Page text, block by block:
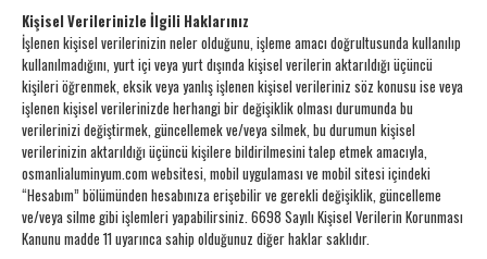
Kişisel Verilerinizle İlgili Haklarınız
İşlenen kişisel verilerinizin neler olduğunu, işleme amacı doğrultusunda kullanılıp
kullanılmadığını, yurt içi veya yurt dışında kişisel verilerin aktarıldığı üçüncü
kişileri öğrenmek, eksik veya yanlış işlenen kişisel verileriniz söz konusu ise veya
işlenen kişisel verilerinizde herhangi bir değişiklik olması durumunda bu
verilerinizi değiştirmek, güncellemek ve/veya silmek, bu durumun kişisel
verilerinizin aktarıldığı üçüncü kişilere bildirilmesini talep etmek amacıyla,
osmanlialuminyum.com websitesi, mobil uygulaması ve mobil sitesi içindeki
“Hesabım” bölümünden hesabınıza erişebilir ve gerekli değişiklik, güncelleme
ve/veya silme gibi işlemleri yapabilirsiniz. 6698 Sayılı Kişisel Verilerin Korunması
Kanunu madde 11 uyarınca sahip olduğunuz diğer haklar saklıdır.